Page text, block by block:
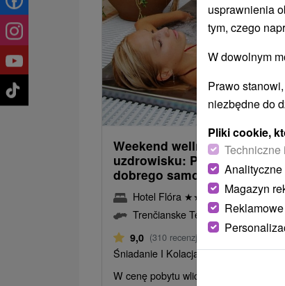
od
Weekend wellness w
uzdrowisku: Pobyt pełen
dobrego samopoczucia
Hotel Flóra ★★ ★Trenczańskie
Trenčianske Teplice
9,0 (310 recenzji)
Od 2 Noce
Śniadanie I Kolacja
W cenę pobytu wliczony jest bezpłatny
usprawnienia
tym, czego
W dowolnym
Prawo
niezbędne do
Pliki cookie,
Magazyn